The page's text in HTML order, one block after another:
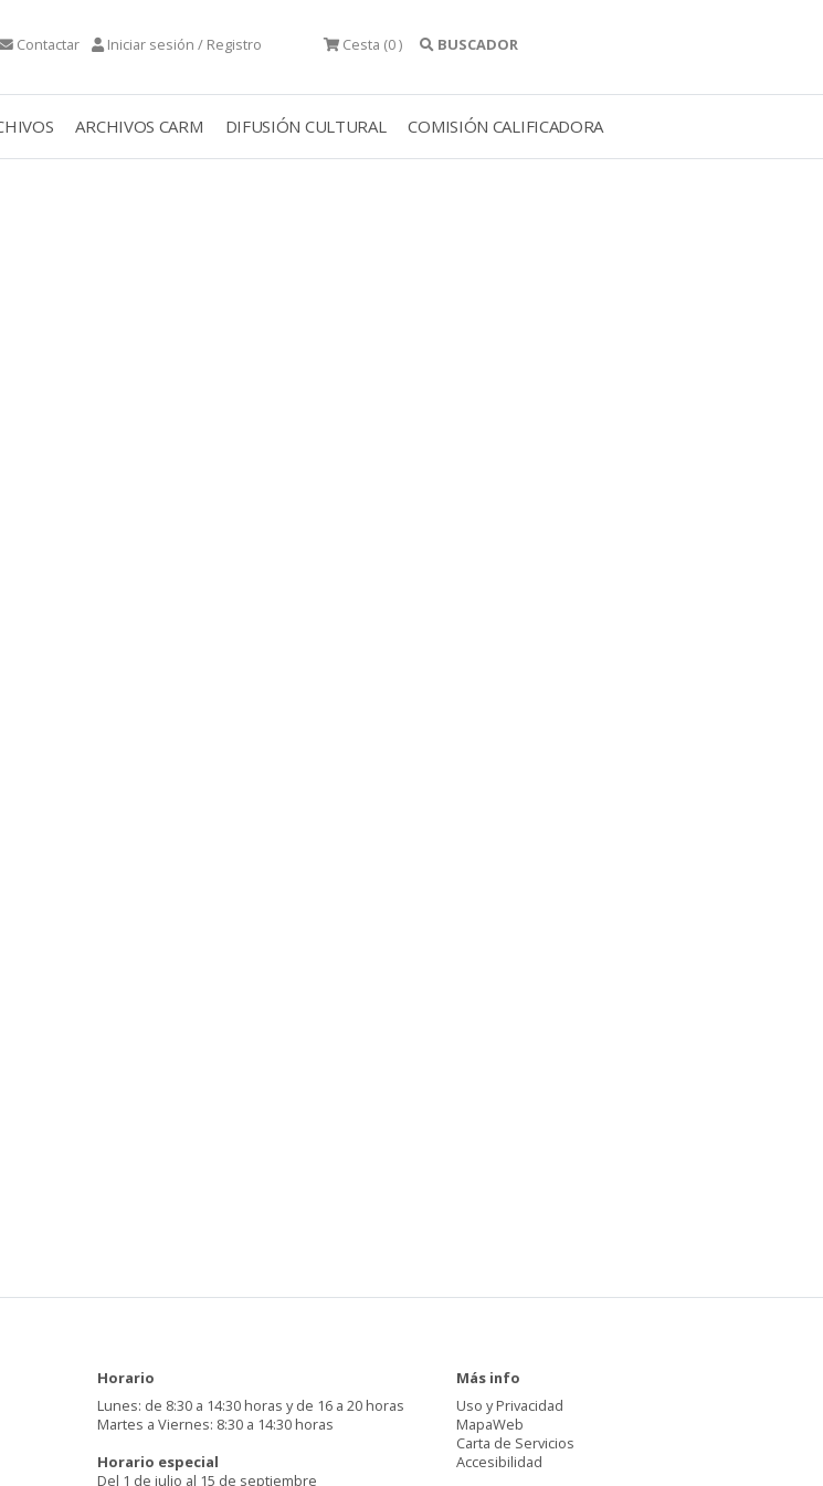
Contactar Iniciar sesión / Registro Cesta (0 ) BUSCADOR
ARCHIVOS CARM DIFUSIÓN CULTURAL COMISIÓN CALIFICADORA
Horario
Lunes: de 8:30 a 14:30 horas y de 16 a 20 horas
Martes a Viernes: 8:30 a 14:30 horas
Horario especial
Del 1 de julio al 15 de septiembre
Más info
Uso y Privacidad
MapaWeb
Carta de Servicios
Accesibilidad